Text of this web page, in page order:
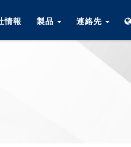
情報 製品 連絡先